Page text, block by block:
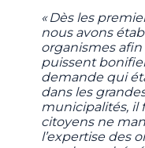
« Dès les
nous avons
organismes afin
puissent
demande qui
dans les
municipalités, il
citoyens ne
l’expertise des